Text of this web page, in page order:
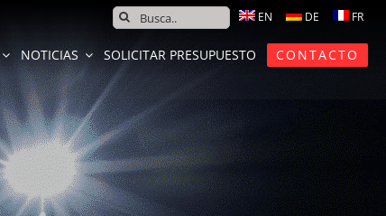
SEARCH
NOTICIAS SOLICITAR PRESUPUESTO CONTACTO